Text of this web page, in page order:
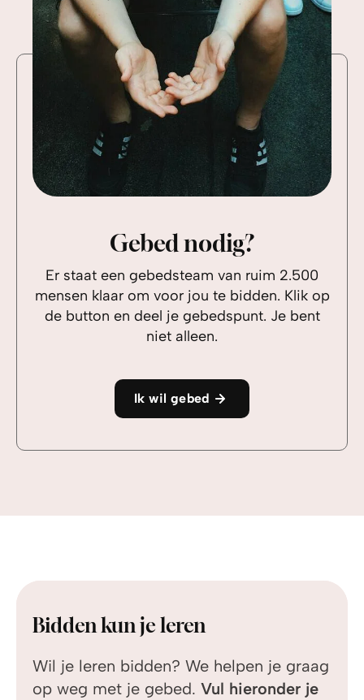
Gebed nodig?
Er staat een gebedsteam van ruim 2.500
mensen klaar om voor jou te bidden. Klik op
de button en deel je gebedspunt. Je bent
niet alleen.
Ik wil gebed
Bidden kun je leren
Wil je leren bidden? We helpen je graag
op weg met je gebed. Vul hieronder je